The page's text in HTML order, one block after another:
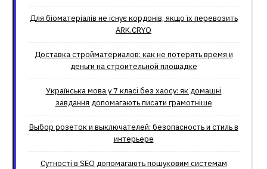
Для біоматеріалів не існує кордонів, якщо їх перевозить
ARK.CRYO
Доставка стройматериалов: как не потерять время и
деньги на строительной площадке
Українська мова у 7 класі без хаосу: як домашні
завдання допомагають писати грамотніше
Выбор розеток и выключателей: безопасность и стиль в
интерьере
Сутності в SEO допомагають пошуковим системам